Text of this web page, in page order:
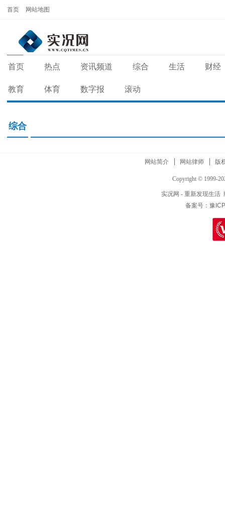
首页 网站地图
首页 热点 资讯频道 综合 生活 财经
教育 体育 数字报 滚动
综合
网站简介 网站律师 版
Copyright © 1999-
实况网 - 重新发现生活
备案号：豫